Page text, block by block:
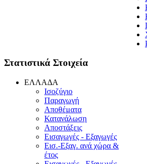
Στατιστικά Στοιχεία
EΛΛAΔA
Ισοζύγιο
Παραγωγή
Αποθέματα
Κατανάλωση
Αποστάξεις
Εισαγωγές - Εξαγωγές
Εισ.-Εξαγ. ανά χώρα &
έτος